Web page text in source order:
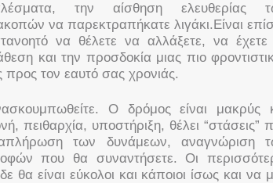
την αίσθηση ελευθερίας
να παρεκτραπήκατε λιγάκι.Είναι
να θέλετε να αλλάξετε, να έχετε
και την προσδοκία μιας πιο
προς τον εαυτό σας χρονιάς.
Ο δρόμος είναι μακρύς
πειθαρχία, υποστήριξη, θέλει “στάσεις”
των δυνάμεων, αναγνώριση
που θα συναντήσετε. Οι
θα είναι εύκολοι και κάποιοι ίσως και να